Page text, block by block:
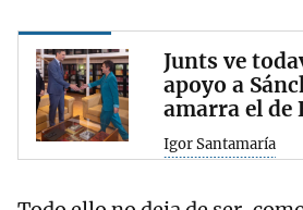
Junts ve
apoyo a
amarra el de
Igor Santamaría